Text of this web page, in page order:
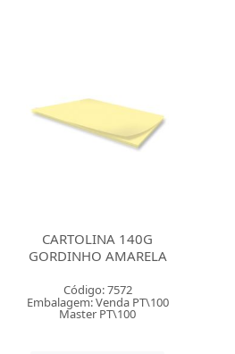
CARTOLINA 140G
GORDINHO AMARELA
Código: 7572
Embalagem: Venda PT\100
Master PT\100